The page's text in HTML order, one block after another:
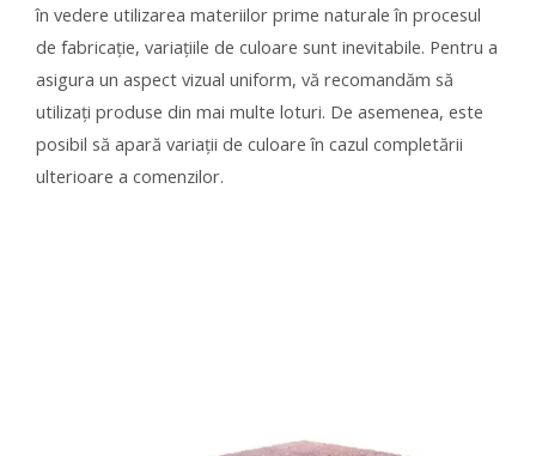
în vedere utilizarea materiilor prime naturale în procesul
de fabricație, variațiile de culoare sunt inevitabile. Pentru a
asigura un aspect vizual uniform, vă recomandăm să
utilizați produse din mai multe loturi. De asemenea, este
posibil să apară variații de culoare în cazul completării
ulterioare a comenzilor.